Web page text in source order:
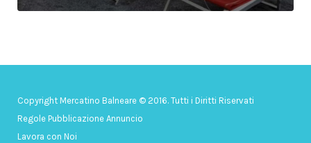
Copyright Mercatino Balneare © 2016. Tutti i Diritti Riservati
Regole Pubblicazione Annuncio
Lavora con Noi